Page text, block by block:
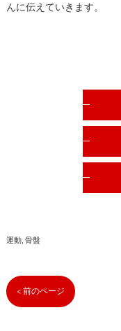
んに伝えていきます。
運動 骨盤
< 前のページ